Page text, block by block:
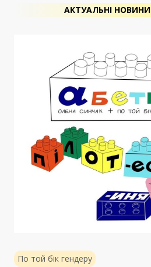
АКТУАЛЬНІ НОВИНИ
По той бік гендеру